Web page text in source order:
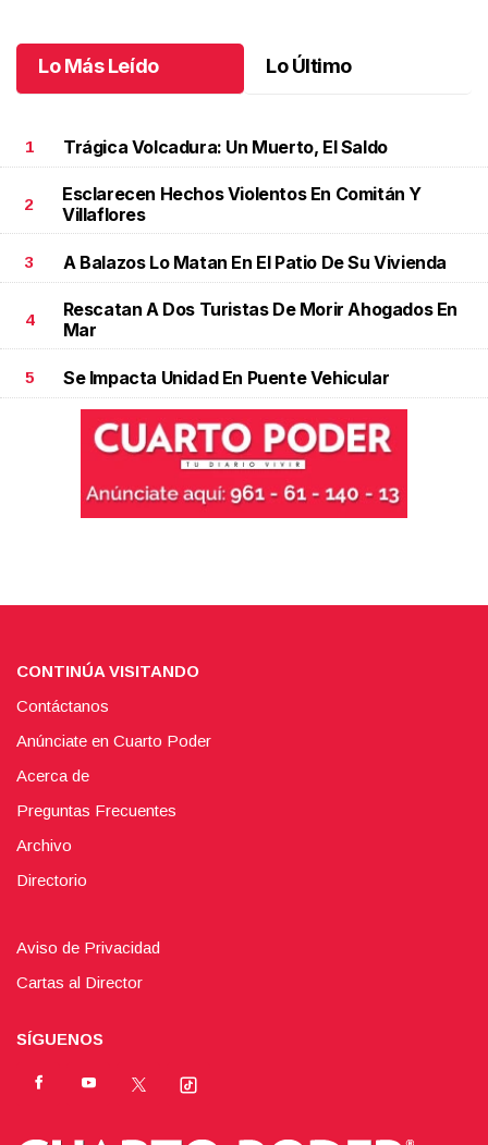
Lo Más Leído Lo Último
1 Trágica Volcadura: Un Muerto, El Saldo
2
Esclarecen Hechos Violentos En Comitán Y
Villaflores
3 A Balazos Lo Matan En El Patio De Su Vivienda
4
Rescatan A Dos Turistas De Morir Ahogados En
Mar
5 Se Impacta Unidad En Puente Vehicular
CONTINÚA VISITANDO
Contáctanos
Anúnciate en Cuarto Poder
Acerca de
Preguntas Frecuentes
Archivo
Directorio
Aviso de Privacidad
Cartas al Director
SÍGUENOS